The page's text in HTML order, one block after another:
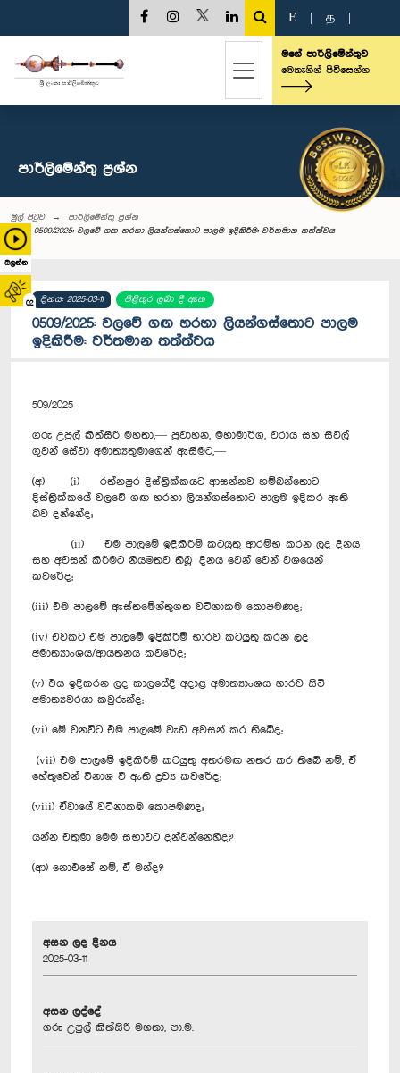
බලන්න
02
E த
මගේ පාර්ලිමේන්තුව
මෙතැනින් පිවිසෙන්න
පාර්ලි‌මේන්තු‌ ප්‍රශ්න
මුල් පිටුව
පාර්ලි‌මේන්තු‌ ප්‍රශ්න
0509/2025: වලවේ ගඟ හරහා ලියන්ගස්තොට පාලම ඉදිකිරීම: වර්තමාන තත්ත්වය
දිනය: 2025-03-11 පිළිතුර ලබා දී ඇත
0509/2025: වලවේ ගඟ හරහා ලියන්ගස්තොට පාලම
ඉදිකිරීම: වර්තමාන තත්ත්වය
509/2025
ගරු උපුල් කිත්සිරි මහතා,— ප්‍රවාහන, මහාමාර්ග, වරාය සහ සිවිල්
ගුවන් සේවා අමාත්‍යතුමාගෙන් ඇසීමට,—
(අ) (i) රත්නපුර දිස්ත්‍රික්කයට ආසන්නව හම්බන්තොට
දිස්ත්‍රික්කයේ වලවේ ගඟ හරහා ලියන්ගස්තොට පාලම ඉදිකර ඇති
බව දන්නේද;
(ii) එම පාලමේ ‍ඉදිකිරීම් කටයුතු ආරම්භ කරන ලද දිනය
සහ අවසන් කිරීමට නියමිතව තිබූ දිනය වෙන් වෙන් වශයෙන්
කවරේද;
(iii) එම පාලමේ ඇස්තමේන්තුගත වටිනාකම කොපමණද;
(iv) එවකට එම පාලමේ ඉදිකිරීම් භාරව කටයුතු කරන ලද
අමාත්‍යාංශය/ආයතනය කවරේද;
(v) එය ඉදිකරන ලද කාලයේදී අදාළ අමාත්‍යාංශය භාරව සිටි
අමාත්‍යවරයා කවුරුන්ද;
(vi) මේ වනවිට එම පාලමේ වැඩ අවසන් කර තිබේද;
‍‍ (vii) එම පාලමේ ඉදිකිරීම් කටයුතු අතරමඟ නතර කර තිබේ නම්, ඒ
හේතුවෙන් විනාශ වී ඇති ද්‍රව්‍ය කවරේද;
(viii) ඒවායේ වටිනාකම කොපමණද;
යන්න එතුමා මෙම සභාවට දන්වන්නෙහිද?
(ආ) නොඑසේ නම්, ඒ මන්ද?
අසන ලද දිනය
2025-03-11
අසන ලද්දේ
ගරු උපුල් කිත්සිරි මහතා, පා.ම.